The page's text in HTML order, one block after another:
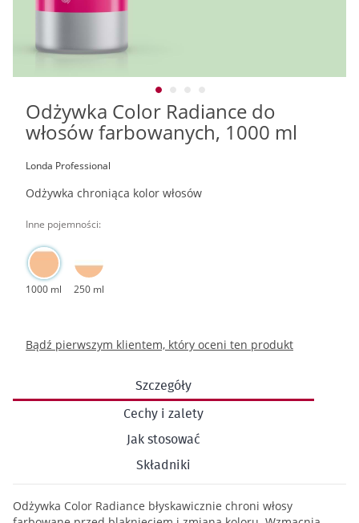
Odżywka Color Radiance do
włosów farbowanych, 1000 ml
Londa Professional
Odżywka chroniąca kolor włosów
Inne pojemności:
1000 ml 250 ml
Bądź pierwszym klientem, który oceni ten produkt
Przejdź
początek
Szczegóły
Cechy i zalety
Jak stosować
Składniki
Odżywka Color Radiance błyskawicznie chroni włosy